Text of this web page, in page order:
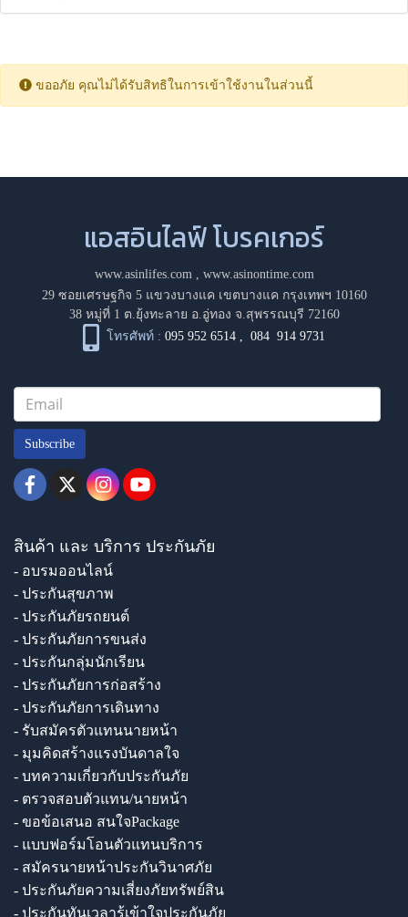
ขออภัย คุณไม่ได้รับสิทธิในการเข้าใช้งานในส่วนนี้
แอสอินไลฟ์ โบรคเกอร์
www.asinlifes.com, www.asinontime.com
29 ซอยเศรษฐกิจ 5 แขวงบางแค เขตบางแค กรุงเทพฯ 10160
38 หมู่ที่ 1 ต.ยุ้งทะลาย อ.อู่ทอง จ.สุพรรณบุรี 72160
โทรศัพท์ : 095 952 6514 ,084 914 9731
Subscribe
สินค้า และ บริการ ประกันภัย
- อบรมออนไลน์
- ประกันสุขภาพ
- ประกันภัยรถยนต์
- ประกันภัยการขนส่ง
- ประกันกลุ่มนักเรียน
- ประกันภัยการก่อสร้าง
- ประกันภัยการเดินทาง
- รับสมัครตัวแทนนายหน้า
- มุมคิดสร้างแรงบันดาลใจ
- บทความเกี่ยวกับประกันภัย
- ตรวจสอบตัวแทน/นายหน้า
- ขอข้อเสนอ สนใจPackage
- แบบฟอร์มโอนตัวแทนบริการ
- สมัครนายหน้าประกันวินาศภัย
- ประกันภัยความเสี่ยงภัยทรัพย์สิน
- ประกันทันเวลารู้เข้าใจประกันภัย